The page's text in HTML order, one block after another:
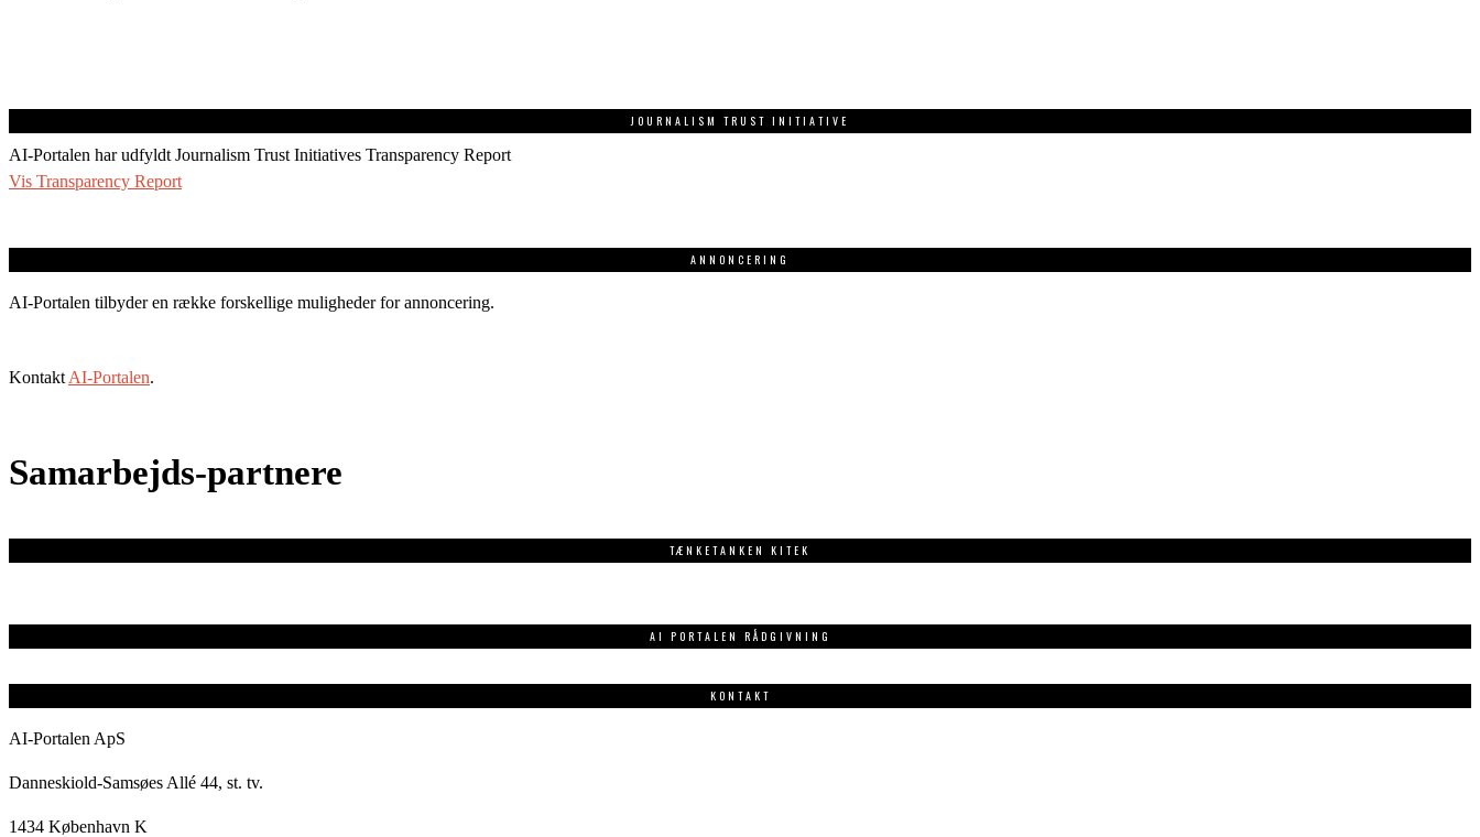
JOURNALISM TRUST INITIATIVE
AI-Portalen har udfyldt Journalism Trust Initiatives Transparency Report
Vis Transparency Report
ANNONCERING
AI-Portalen tilbyder en række forskellige muligheder for annoncering.
Kontakt AI-Portalen.
Samarbejds-partnere
TÆNKETANKEN KITEK
AI PORTALEN RÅDGIVNING
KONTAKT
AI-Portalen ApS
Danneskiold-Samsøes Allé 44, st. tv.
1434 København K